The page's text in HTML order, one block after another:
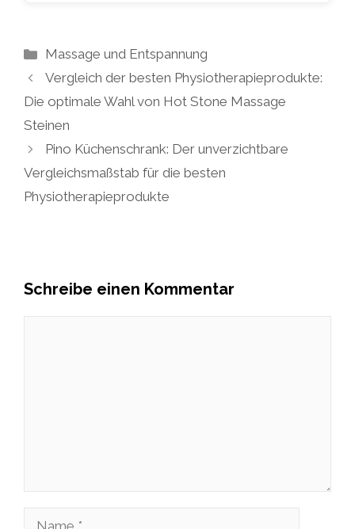
Kategorien
Massage und Entspannung
Vergleich der besten Physiotherapieprodukte:
Die optimale Wahl von Hot Stone Massage
Steinen
Pino Küchenschrank: Der unverzichtbare
Vergleichsmaßstab für die besten
Physiotherapieprodukte
Schreibe einen Kommentar
Name